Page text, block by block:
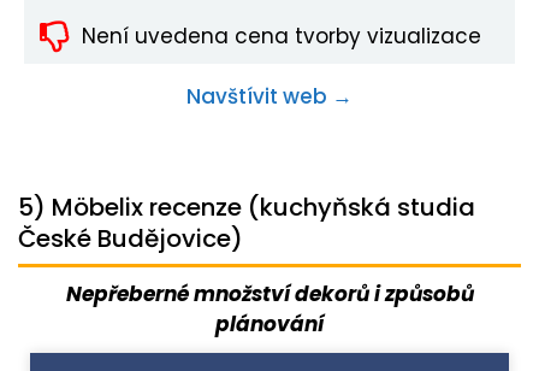
Není uvedena cena tvorby vizualizace
Navštívit web →
5) Möbelix recenze (kuchyňská studia
České Budějovice)
Nepřeberné množství dekorů i způsobů
plánování